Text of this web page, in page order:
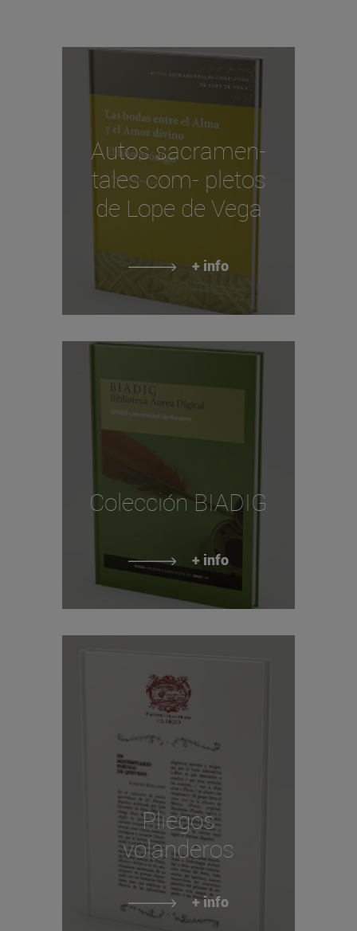
Autos sacramen-
tales com- pletos
de Lope de Vega
+ info
Colección BIADIG
+ info
Pliegos
volanderos
+ info